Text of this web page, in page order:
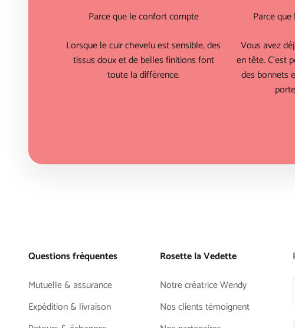
Parce que le confort compte
Lorsque le cuir chevelu est sensible, des
tissus doux et de belles finitions font
toute la différence.
Parce
Vous avez
en tête. C'est
des bonnets
Questions fréquentes
Mutuelle & assurance
Expédition & livraison
Rosette la Vedette
Notre créatrice Wendy
Nos clients témoignent